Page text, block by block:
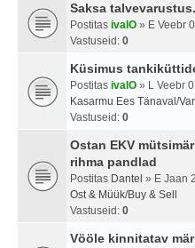
Saksa
Postitas ivalO » E Veebr
Vastuseid: 0
Küsimus
Postitas ivalO » L Veebr
Kasarmu Ees Tänaval/
Vastuseid: 0
Ostan EKV
rihma pandlad
Postitas Dantel » E Jaan
Ost & Müük/Buy & Sell
Vastuseid: 0
Vööle kinnitatav